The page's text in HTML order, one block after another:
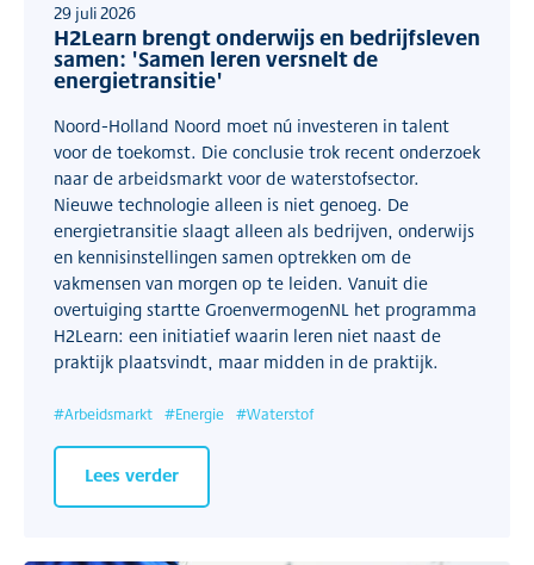
29 juli 2026
H2Learn brengt onderwijs en bedrijfsleven
samen: 'Samen leren versnelt de
energietransitie'
Noord-Holland Noord moet nú investeren in talent
voor de toekomst. Die conclusie trok recent onderzoek
naar de arbeidsmarkt voor de waterstofsector.
Nieuwe technologie alleen is niet genoeg. De
energietransitie slaagt alleen als bedrijven, onderwijs
en kennisinstellingen samen optrekken om de
vakmensen van morgen op te leiden. Vanuit die
overtuiging startte GroenvermogenNL het programma
H2Learn: een initiatief waarin leren niet naast de
praktijk plaatsvindt, maar midden in de praktijk.
#Arbeidsmarkt #Energie #Waterstof
Lees verder